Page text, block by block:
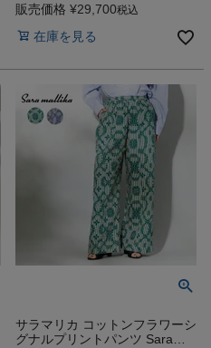
販売価格 ¥29,700税込
在庫を見る
サラマリカ コットンフラワーシ
グナルプリントパンツ Sara